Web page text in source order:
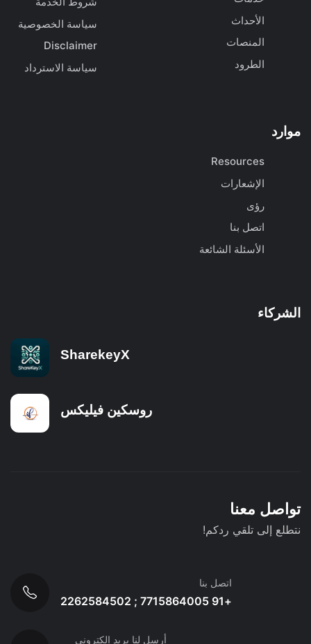
الأحداث
المنصات
الطرود
سياسة الخصوصية
Disclaimer
سياسة الاسترداد
موارد
Resources
الإشعارات
رؤى
اتصل بنا
الأسئلة الشائعة
الشركاء
SharekeyX
روسكين فيليكس
تواصل معنا
نتطلع إلى تلقي ردكم!
اتصل بنا
+91 7715864005 ; 2262584502
أرسل لنا بريد إلكتروني